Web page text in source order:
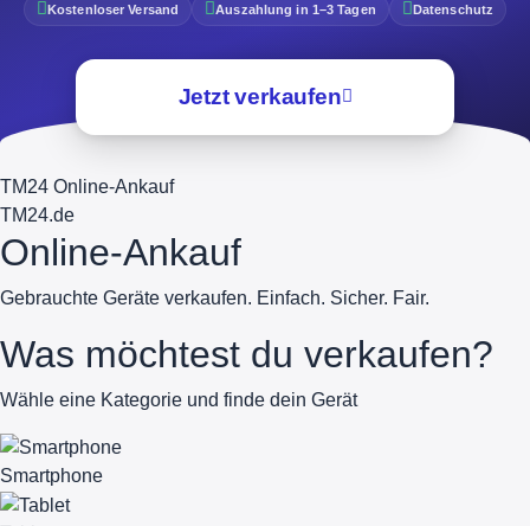
Kostenloser Versand Auszahlung in 1–3 Tagen Datenschutz
Jetzt verkaufen
TM24 Online-Ankauf
TM24.de
Online-Ankauf
Gebrauchte Geräte verkaufen. Einfach. Sicher. Fair.
Was möchtest du verkaufen?
Wähle eine Kategorie und finde dein Gerät
Smartphone